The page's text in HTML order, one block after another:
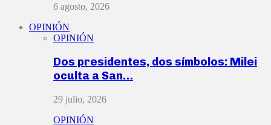
6 agosto, 2026
OPINIÓN
OPINIÓN
Dos presidentes, dos símbolos: Milei
oculta a San…
29 julio, 2026
OPINIÓN